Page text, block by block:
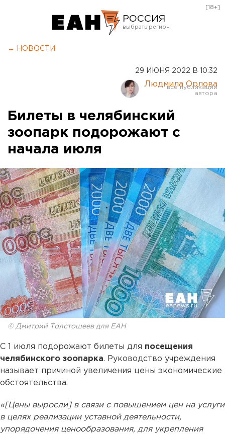
РОССИЯ
Курган
Оренбург
[18+]
← НОВОСТИ
29 ИЮНЯ 2022 В 10:32
Людмила Орлова
Билеты в челябинский
зоопарк подорожают с
начала июля
© Дмитрий Толстошеев для ЕАН
С 1 июля подорожают билеты для посещения
челябинского зоопарка. Руководство учреждения
называет причиной увеличения цены экономические
обстоятельства.
«[Цены выросли] в связи с повышением цен на услуги
в целях реализации уставной деятельности,
упорядочения ценообразования, для укрепления